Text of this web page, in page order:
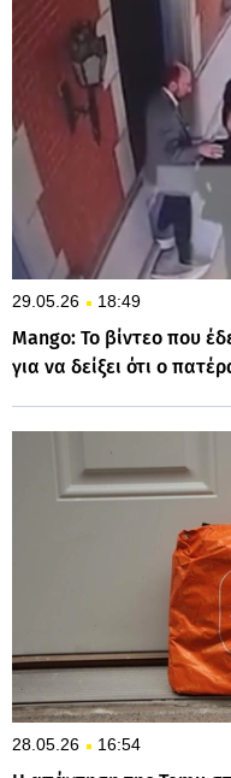
29.05.26 18:49
Mango: Το βίντεο που
για να δείξει ότι ο
28.05.26 16:54